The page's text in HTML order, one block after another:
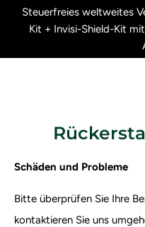
Überspringen
Inhalten
Steuerfreies weltweites
Kit + Invisi-Shield-Kit
Schäden und Probleme
Bitte überprüfen Sie Ihre
kontaktieren Sie uns